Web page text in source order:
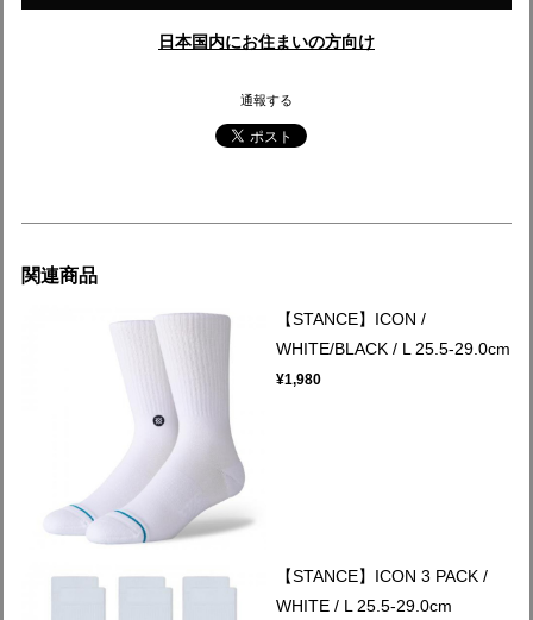
日本国内にお住まいの方向け
通報する
関連商品
【STANCE】ICON /
WHITE/BLACK / L 25.5-29.0cm
¥1,980
【STANCE】ICON 3 PACK /
WHITE / L 25.5-29.0cm